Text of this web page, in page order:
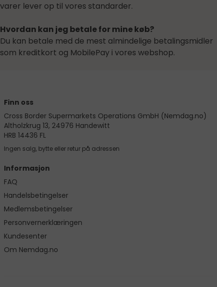
varer lever op til vores standarder.
Hvordan kan jeg betale for mine køb?
Du kan betale med de mest almindelige betalingsmidler
som kreditkort og MobilePay i vores webshop.
Finn oss
Cross Border Supermarkets Operations GmbH (Nemdag.no)
Altholzkrug 13, 24976 Handewitt
HRB 14436 FL
Ingen salg, bytte eller retur på adressen
Informasjon
FAQ
Handelsbetingelser
Medlemsbetingelser
Personvernerklæringen
Kundesenter
Om Nemdag.no